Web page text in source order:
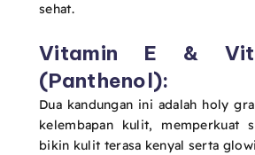
sehat.
Vitamin E &
(Panthenol):
Dua kandungan ini adalah holy
kelembapan kulit, memperkuat
bikin kulit terasa kenyal serta